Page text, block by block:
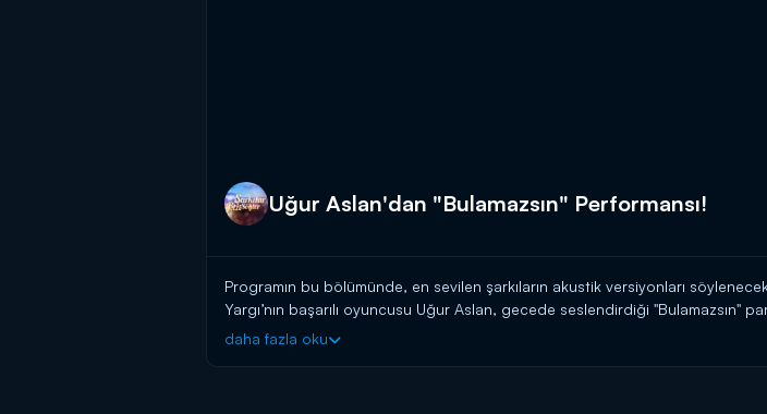
Uğur Aslan'dan "Bulamazsın" Performansı!
Programın bu bölümünde, en sevilen şarkıların akustik versiyonları
Yargı’nın başarılı oyuncusu Uğur Aslan, gecede seslendirdiği "Bulamazsın"
Şarkılar Bizi Söyler yeni bölümleriyle cumartesi akşamı 20.00'da Kanal
daha fazla oku